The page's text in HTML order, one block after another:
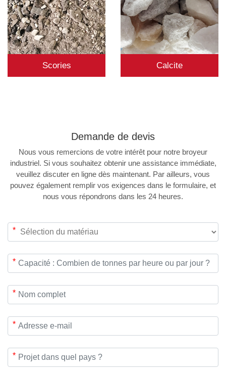
Scories Calcite
Demande de devis
Nous vous remercions de votre intérêt pour notre broyeur
industriel. Si vous souhaitez obtenir une assistance immédiate,
veuillez discuter en ligne dès maintenant. Par ailleurs, vous
pouvez également remplir vos exigences dans le formulaire, et
nous vous répondrons dans les 24 heures.
*
*
*
*
*